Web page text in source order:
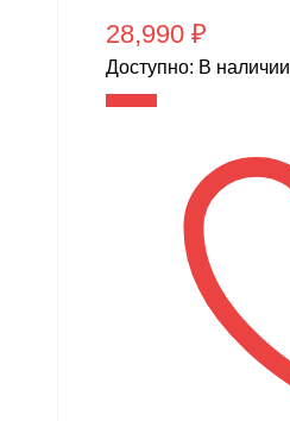
28,990 ₽
Доступно: В наличии